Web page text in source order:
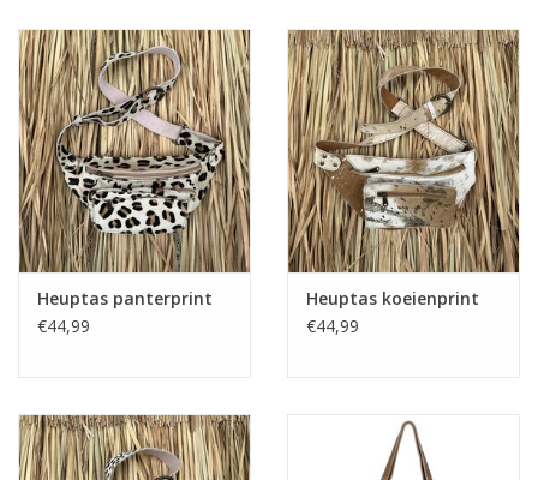
Heuptas panterprint
€44,99
Heuptas koeienprint
€44,99